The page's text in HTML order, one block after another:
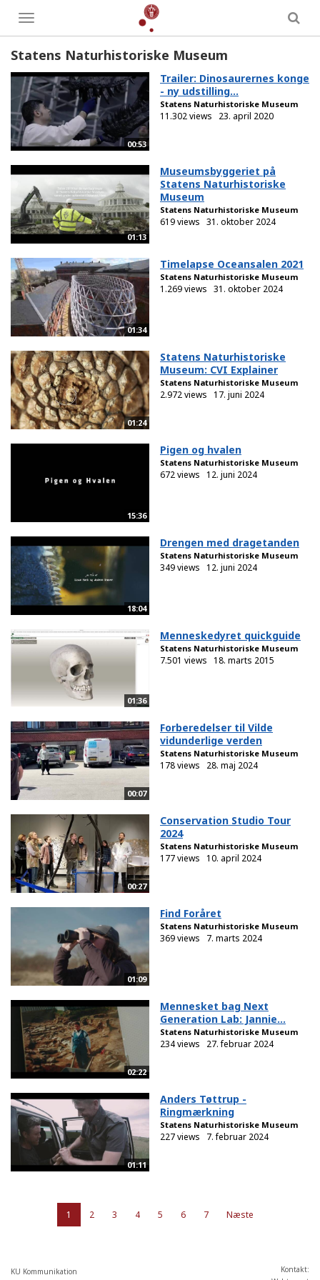
Toggle
menu
Statens Naturhistoriske Museum
00:53
Trailer: Dinosaurernes konge
- ny udstilling...
Statens Naturhistoriske Museum
11.302 views 23. april 2020
01:13
Museumsbyggeriet på
Statens Naturhistoriske
Museum
Statens Naturhistoriske Museum
619 views 31. oktober 2024
01:34
Timelapse Oceansalen 2021
Statens Naturhistoriske Museum
1.269 views 31. oktober 2024
01:24
Statens Naturhistoriske
Museum: CVI Explainer
Statens Naturhistoriske Museum
2.972 views 17. juni 2024
15:36
Pigen og hvalen
Statens Naturhistoriske Museum
672 views 12. juni 2024
18:04
Drengen med dragetanden
Statens Naturhistoriske Museum
349 views 12. juni 2024
01:36
Menneskedyret quickguide
Statens Naturhistoriske Museum
7.501 views 18. marts 2015
00:07
Forberedelser til Vilde
vidunderlige verden
Statens Naturhistoriske Museum
178 views 28. maj 2024
00:27
Conservation Studio Tour
2024
Statens Naturhistoriske Museum
177 views 10. april 2024
01:09
Find Foråret
Statens Naturhistoriske Museum
369 views 7. marts 2024
02:22
Mennesket bag Next
Generation Lab: Jannie...
Statens Naturhistoriske Museum
234 views 27. februar 2024
01:11
Anders Tøttrup -
Ringmærkning
Statens Naturhistoriske Museum
227 views 7. februar 2024
1 2 3 4 5 6 7 Næste
KU Kommunikation
Kontakt: